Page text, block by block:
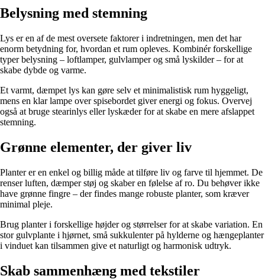
Belysning med stemning
Lys er en af de mest oversete faktorer i indretningen, men det har
enorm betydning for, hvordan et rum opleves. Kombinér forskellige
typer belysning – loftlamper, gulvlamper og små lyskilder – for at
skabe dybde og varme.
Et varmt, dæmpet lys kan gøre selv et minimalistisk rum hyggeligt,
mens en klar lampe over spisebordet giver energi og fokus. Overvej
også at bruge stearinlys eller lyskæder for at skabe en mere afslappet
stemning.
Grønne elementer, der giver liv
Planter er en enkel og billig måde at tilføre liv og farve til hjemmet. De
renser luften, dæmper støj og skaber en følelse af ro. Du behøver ikke
have grønne fingre – der findes mange robuste planter, som kræver
minimal pleje.
Brug planter i forskellige højder og størrelser for at skabe variation. En
stor gulvplante i hjørnet, små sukkulenter på hylderne og hængeplanter
i vinduet kan tilsammen give et naturligt og harmonisk udtryk.
Skab sammenhæng med tekstiler